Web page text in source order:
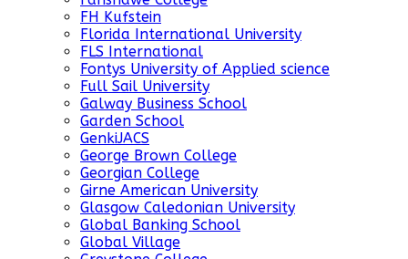
FH Kufstein
Florida International University
FLS International
Fontys University of Applied science
Full Sail University
Galway Business School
Garden School
GenkiJACS
George Brown College
Georgian College
Girne American University
Glasgow Caledonian University
Global Banking School
Global Village